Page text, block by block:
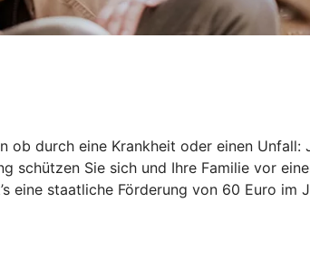
durch eine Krankheit oder einen
schützen Sie sich und Ihre Familie vor
eine staatliche Förderung von 60 Euro im